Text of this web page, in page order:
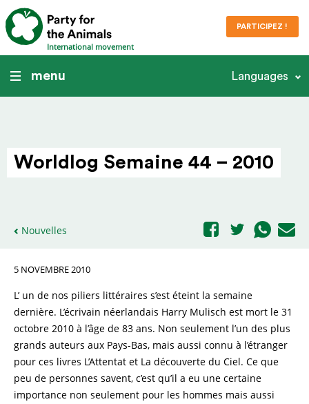
International movement
PARTICIPEZ !
menu Languages
Worldlog Semaine 44 – 2010
Nouvelles
5 NOVEMBRE 2010
L’ un de nos piliers littéraires s’est éteint la semaine
dernière. L’écrivain néerlandais Harry Mulisch est mort le 31
octobre 2010 à l’âge de 83 ans. Non seulement l’un des plus
grands auteurs aux Pays-Bas, mais aussi connu à l’étranger
pour ces livres L’Attentat et La découverte du Ciel. Ce que
peu de personnes savent, c’est qu’il a eu une certaine
importance non seulement pour les hommes mais aussi